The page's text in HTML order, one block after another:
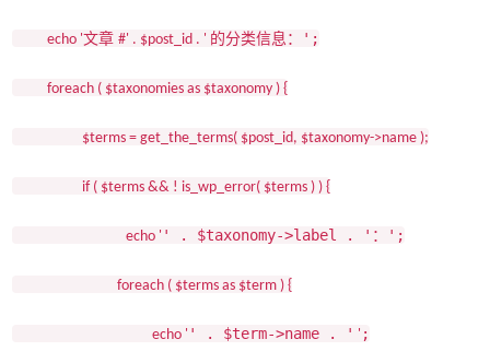
echo '文章 #' . $post_id . ' 的分类信息： ';
foreach ( $taxonomies as $taxonomy ) {
$terms = get_the_terms( $post_id, $taxonomy->name );
if ( $terms && ! is_wp_error( $terms ) ) {
echo ' ' . $taxonomy->label . ' ： ';
foreach ( $terms as $term ) {
echo ' ' . $term->name . ' ' ;